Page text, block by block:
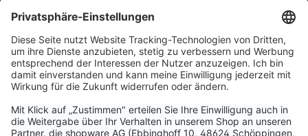
Unternehmen